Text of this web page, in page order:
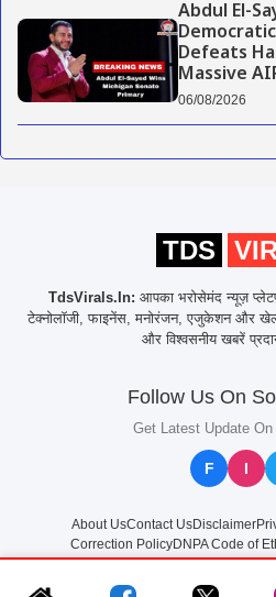
Abdul El-
Defeats
Massive
06/08/2026
TDS
TdsVirals.In: आपका भरोसेमंद न्यूज़
टेक्नोलॉजी, फाइनेंस, मनोरंजन, एजुकेशन और खेल
और विश्वसनीय खबरें
Follow Us On
Get Latest Update
F I
About UsContact UsDisclaimer
Correction PolicyDNPA Code of
© 2025 TdsVirals.In